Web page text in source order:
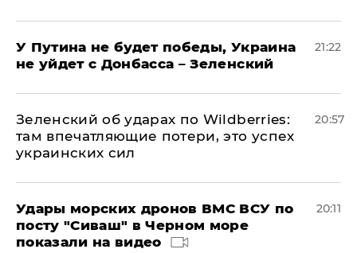
У Путина не будет победы, Украина
не уйдет с Донбасса – Зеленский
21:22
Зеленский об ударах по Wildberries:
там впечатляющие потери, это успех
украинских сил
20:57
Удары морских дронов ВМС ВСУ по
посту "Сиваш" в Черном море
показали на видео
20:11